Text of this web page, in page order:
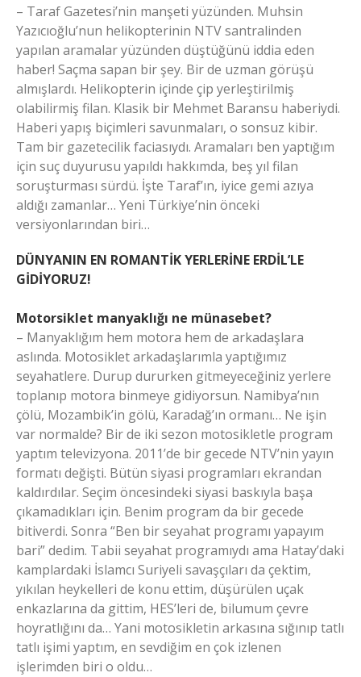
– Taraf Gazetesi’nin manşeti yüzünden. Muhsin
Yazıcıoğlu’nun helikopterinin NTV santralinden
yapılan aramalar yüzünden düştüğünü iddia eden
haber! Saçma sapan bir şey. Bir de uzman görüşü
almışlardı. Helikopterin içinde çip yerleştirilmiş
olabilirmiş filan. Klasik bir Mehmet Baransu haberiydi.
Haberi yapış biçimleri savunmaları, o sonsuz kibir.
Tam bir gazetecilik faciasıydı. Aramaları ben yaptığım
için suç duyurusu yapıldı hakkımda, beş yıl filan
soruşturması sürdü. İşte Taraf’ın, iyice gemi azıya
aldığı zamanlar… Yeni Türkiye’nin önceki
versiyonlarından biri…
DÜNYANIN EN ROMANTİK YERLERİNE ERDİL’LE
GİDİYORUZ!
Motorsiklet manyaklığı ne münasebet?
– Manyaklığım hem motora hem de arkadaşlara
aslında. Motosiklet arkadaşlarımla yaptığımız
seyahatlere. Durup dururken gitmeyeceğiniz yerlere
toplanıp motora binmeye gidiyorsun. Namibya’nın
çölü, Mozambik’in gölü, Karadağ’ın ormanı… Ne işin
var normalde? Bir de iki sezon motosikletle program
yaptım televizyona. 2011’de bir gecede NTV’nin yayın
formatı değişti. Bütün siyasi programları ekrandan
kaldırdılar. Seçim öncesindeki siyasi baskıyla başa
çıkamadıkları için. Benim program da bir gecede
bitiverdi. Sonra “Ben bir seyahat programı yapayım
bari” dedim. Tabii seyahat programıydı ama Hatay’daki
kamplardaki İslamcı Suriyeli savaşçıları da çektim,
yıkılan heykelleri de konu ettim, düşürülen uçak
enkazlarına da gittim, HES’leri de, bilumum çevre
hoyratlığını da… Yani motosikletin arkasına sığınıp tatlı
tatlı işimi yaptım, en sevdiğim en çok izlenen
işlerimden biri o oldu…